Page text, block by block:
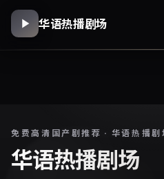
华语热播剧场
免费高清国产剧推荐 · 华语热播剧
华语热播剧场